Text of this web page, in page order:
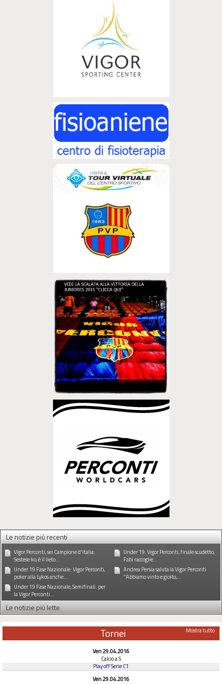
Le notizie piú recenti
Vigor Perconti, sei Campione d'Italia:
Sestese ko, è il lieto...
Under 19: Vigor Perconti, finale scudetto,
Fabi raccoglie...
Under 19 Fase Nazionale: Vigor Perconti,
poker alla Lykos anche...
Andrea Persia saluta la Vigor Perconti
"Abbiamo vinto e gioito,...
Under 19 Fase Nazionale, Semifinali: per
la Vigor Perconti...
Le notizie piú lette
Tornei Mostra tutto
Ven 29.04.2016
Calcio a 5
Play off Serie C1
Ven 29.04.2016